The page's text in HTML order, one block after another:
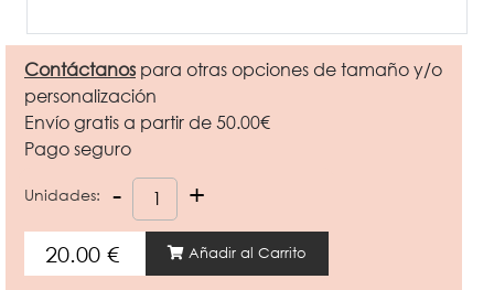
Contáctanos para otras opciones de tamaño y/o
personalización
Envío gratis a partir de 50.00€
Pago seguro
Unidades:
Añadir al Carrito